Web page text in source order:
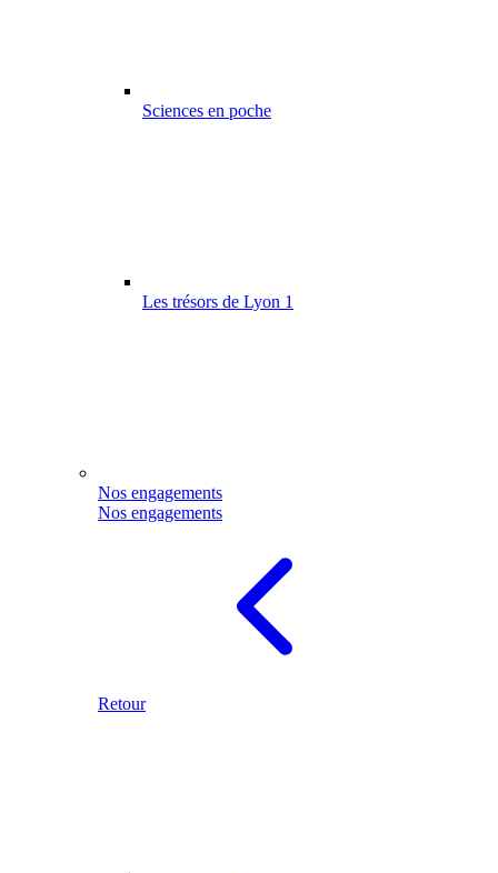
Sciences en poche
Les trésors de Lyon 1
Nos engagements
Nos engagements
Retour